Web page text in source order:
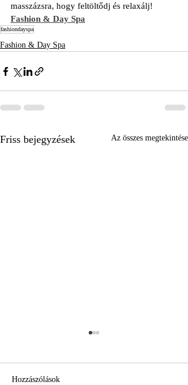
masszázsra, hogy feltöltődj és relaxálj!
Fashion & Day Spa
fashiondayspa
Fashion & Day Spa
Friss bejegyzések Az összes megtekintése
Hozzászólások